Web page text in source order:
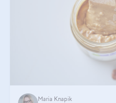
Maria Knapik